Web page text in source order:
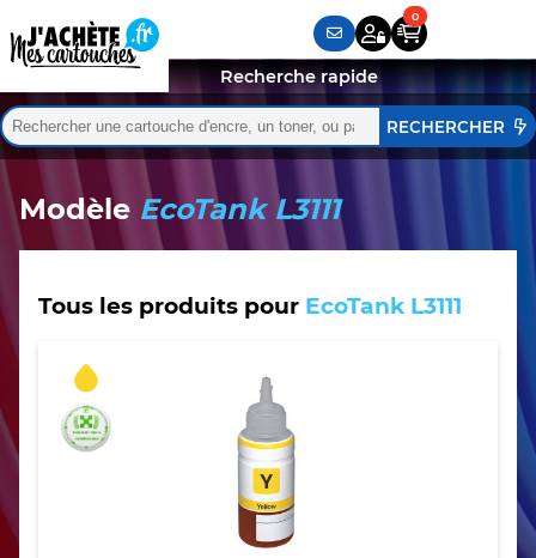
Rechercher :
Quand les résultats de l'auto-complétion sont
Recherche rapide
Modèle EcoTank L3111
Tous les produits pour EcoTank L3111